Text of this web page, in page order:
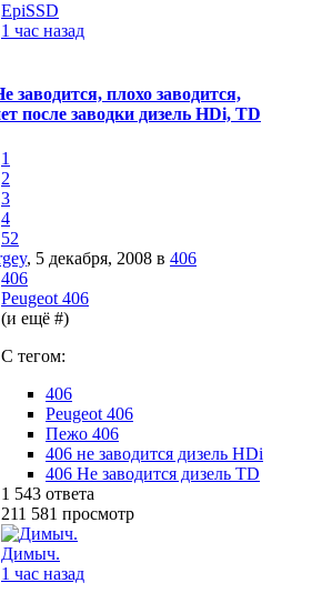
EpiSSD
1 час назад
заводится, плохо заводится,
после заводки дизель HDi, TD
1
2
3
4
52
, 5 декабря, 2008 в 406
406
Peugeot 406
(и ещё #)
C тегом:
406
Peugeot 406
Пежо 406
406 не заводится дизель HDi
406 Не заводится дизель TD
1 543 ответа
211 581 просмотр
Димыч.
1 час назад